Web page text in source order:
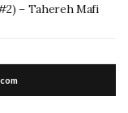
– Tahereh Mafi